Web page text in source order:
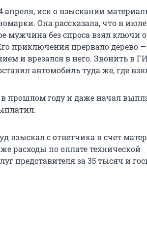
апреля, иск о взыскании
Она рассказала, что в июле
мужчина без спроса взял ключи
приключения прервало дерево —
и врезался в него. Звонить в
автомобиль туда же, где
прошлом году и даже начал
взыскал с ответчика в счет
расходы по оплате технической
представителя за 35 тысяч и